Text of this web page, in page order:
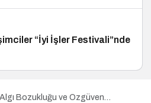
“İyi İşler Festivali”nde
Bozukluğu ve Özgüven